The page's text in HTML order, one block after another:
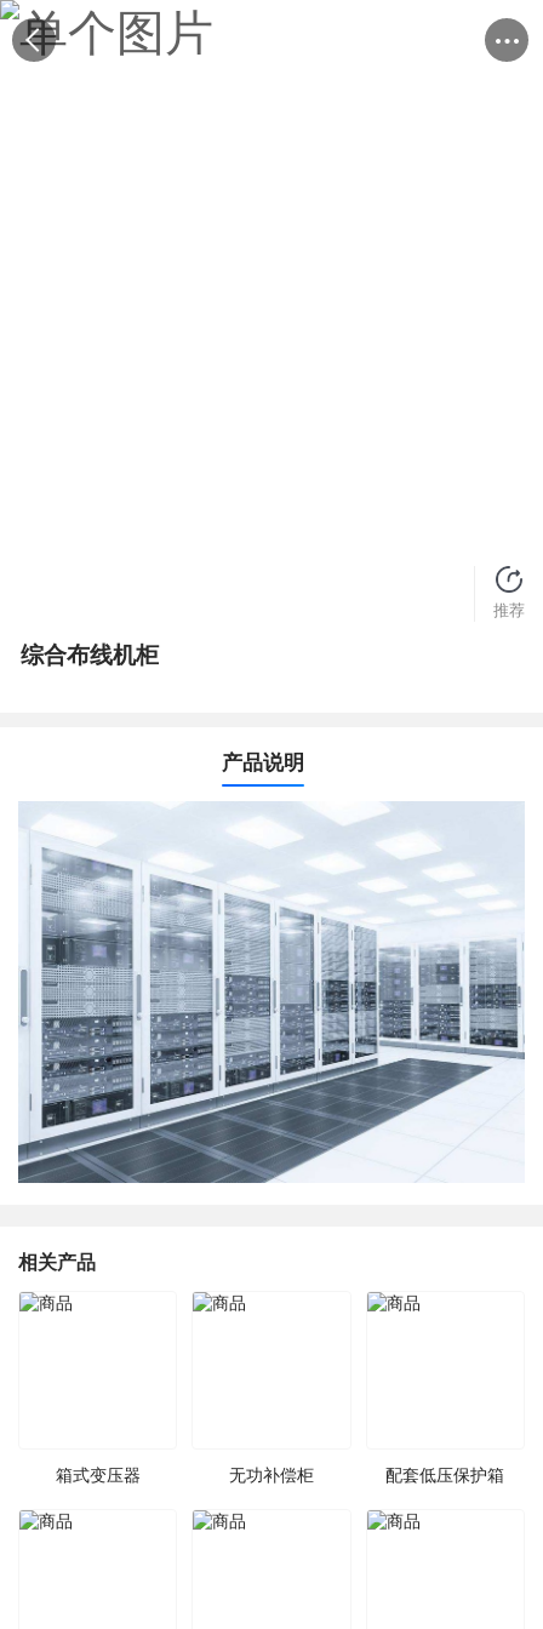
推荐
综合布线机柜
产品说明
相关产品
箱式变压器 无功补偿柜 配套低压保护箱